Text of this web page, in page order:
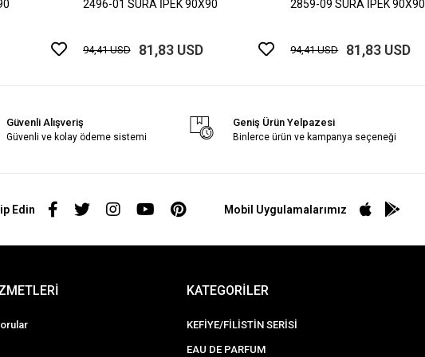
2496-01 SURA İPEK 90X90
94,41 USD 81,83 USD
2859-09 SURA İPEK 90X90
94,41 USD 81,83 USD
Güvenli Alışveriş
Güvenli ve kolay ödeme sistemi
Geniş Ürün Yelpazesi
Binlerce ürün ve kampanya seçeneği
Edin Mobil Uygulamalarımız
KATEGORİLER
KEFİYE/FİLİSTİN SERİSİ
EAU DE PARFUM